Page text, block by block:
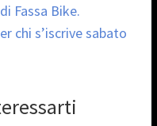
Fassa Bike.
chi s’iscrive sabato